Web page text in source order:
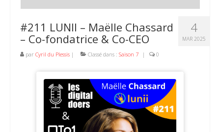
4
MAR 2025
#211 LUNII – Maëlle Chassard
– Co-fondatrice & Co-CEO
par Cyril du Plessis | Classé dans : Saison 7 | 0